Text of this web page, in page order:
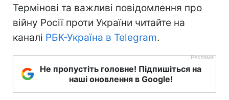
Термінові та важливі повідомлення про
війну Росії проти України читайте на
каналі РБК-Україна в Telegram.
Не пропустіть головне! Підпишіться на
наші оновлення в Google!